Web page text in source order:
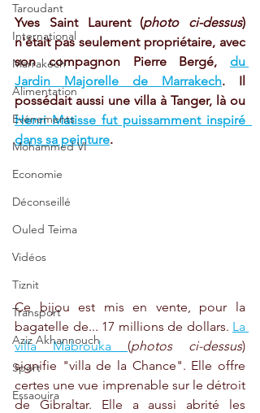
Taroudant
International
Marrakech
Alimentation
Evénements
Mohammed VI
Economie
Déconseillé
Ouled Teima
Vidéos
Tiznit
Transport
Aziz Akhannouch
Sport
Essaouira
Yves Saint Laurent (photo ci-dessus)
n'était pas seulement propriétaire, avec
son compagnon Pierre Bergé, du
Jardin Majorelle de Marrakech. Il
Henri Matisse fut puissamment inspiré
dans sa peinture.
Ce bijou est mis en vente, pour la
bagatelle de... 17 millions de dollars. La
villa Mabrouka (photos ci-dessus)
signifie "villa de la Chance". Elle offre
certes une vue imprenable sur le détroit
de Gibraltar. Elle a aussi abrité les